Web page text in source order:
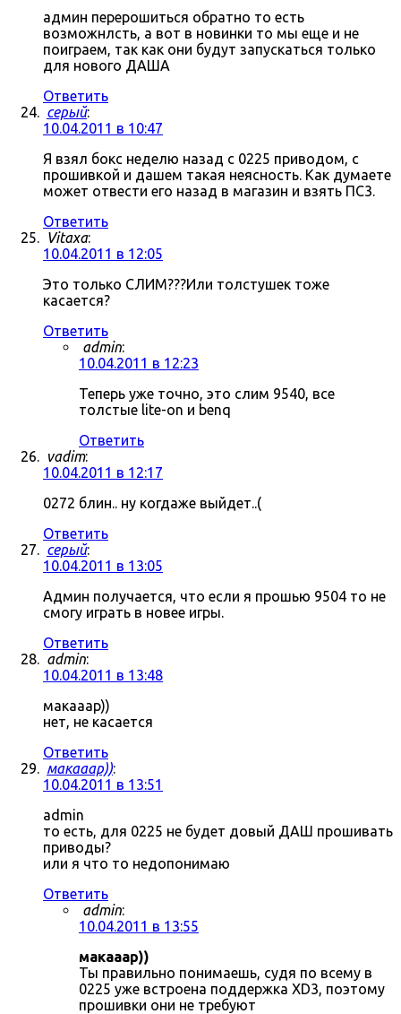
админ перерошиться обратно то есть
возможнлсть, а вот в новинки то мы еще и не
поиграем, так как они будут запускаться только
для нового ДАША
Ответить
серый:
10.04.2011 в 10:47
Я взял бокс неделю назад с 0225 приводом, с
прошивкой и дашем такая неясность. Как думаете
может отвести его назад в магазин и взять ПС3.
Ответить
Vitaxa:
10.04.2011 в 12:05
Это только СЛИМ???Или толстушек тоже
касается?
Ответить
admin:
10.04.2011 в 12:23
Теперь уже точно, это слим 9540, все
толстые lite-on и benq
Ответить
vadim:
10.04.2011 в 12:17
0272 блин.. ну когдаже выйдет..(
Ответить
серый:
10.04.2011 в 13:05
Админ получается, что если я прошью 9504 то не
смогу играть в новее игры.
Ответить
admin:
10.04.2011 в 13:48
макааар))
нет, не касается
Ответить
макааар)):
10.04.2011 в 13:51
admin
то есть, для 0225 не будет довый ДАШ прошивать
приводы?
или я что то недопонимаю
Ответить
admin:
10.04.2011 в 13:55
макааар))
Ты правильно понимаешь, судя по всему в
0225 уже встроена поддержка XD3, поэтому
прошивки они не требуют